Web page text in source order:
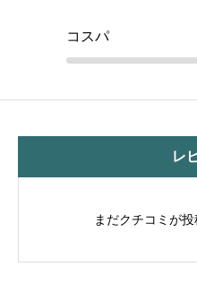
コスパ
レ
まだクチコミが投